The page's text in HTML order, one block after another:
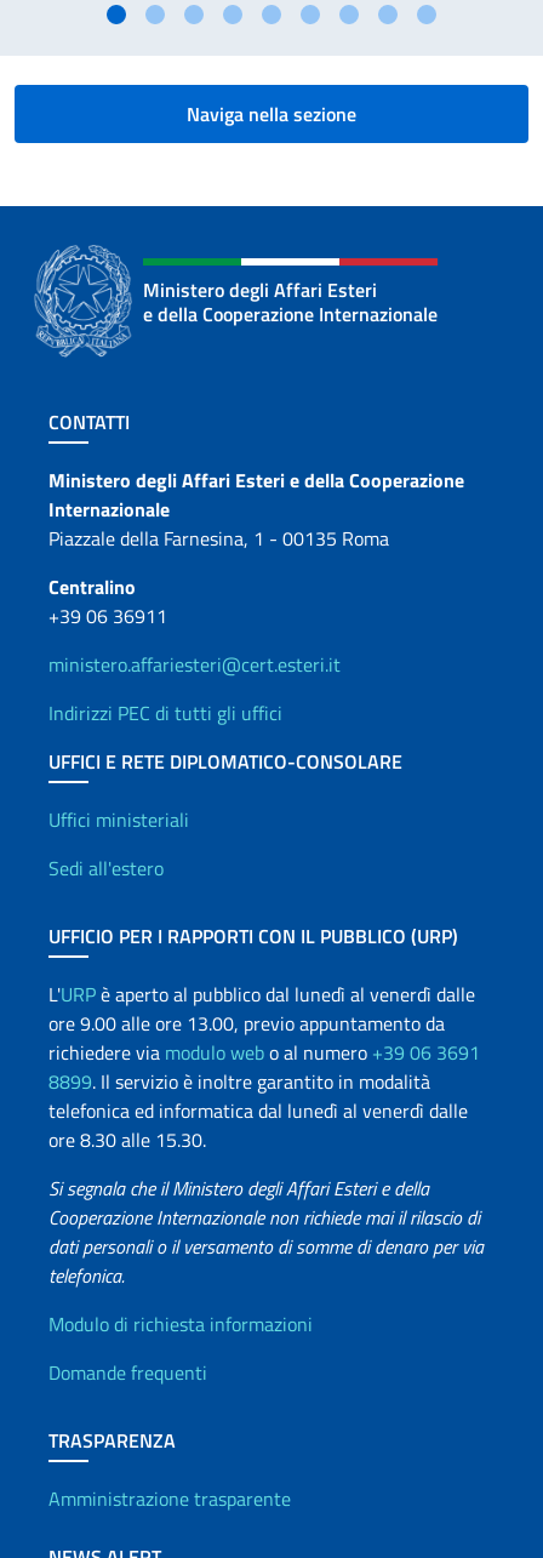
Naviga nella sezione
Ministero degli Affari Esteri
e della Cooperazione Internazionale
Sezione footer
CONTATTI
Contatti
Ministero degli Affari Esteri e della Cooperazione
Internazionale
Piazzale della Farnesina, 1 - 00135 Roma
Centralino
+39 06 36911
ministero.affariesteri@cert.esteri.it
Indirizzi PEC di tutti gli uffici
UFFICI E RETE DIPLOMATICO-CONSOLARE
Uffici e Rete diplomatica
Uffici ministeriali
Sedi all'estero
UFFICIO PER I RAPPORTI CON IL PUBBLICO (URP)
L'URPè aperto al pubblico dal lunedì al venerdì dalle
ore 9.00 alle ore 13.00, previo appuntamento da
richiedere via modulo webo al numero +39 06 3691
8899. Il servizio è inoltre garantito in modalità
telefonica ed informatica dal lunedì al venerdì dalle
ore 8.30 alle 15.30.
Si segnala che il Ministero degli Affari Esteri e della
Cooperazione Internazionale non richiede mai il rilascio di
dati personali o il versamento di somme di denaro per via
telefonica.
Info utili
Modulo di richiesta informazioni
Domande frequenti
TRASPARENZA
Amministrazione trasparente